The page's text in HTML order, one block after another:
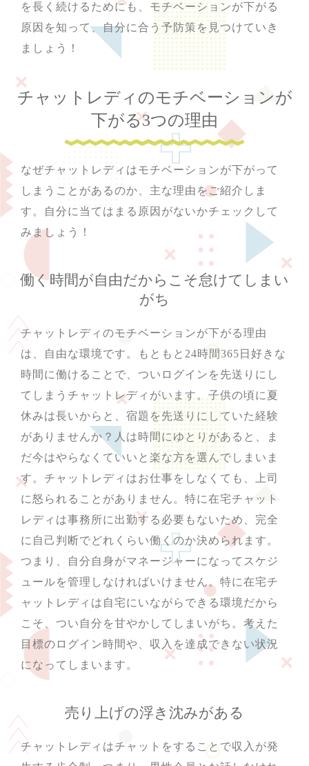
を長く続けるためにも、モチベーションが下がる
原因を知って、自分に合う予防策を見つけていき
ましょう！
チャットレディのモチベーションが
下がる3つの理由
なぜチャットレディはモチベーションが下がって
しまうことがあるのか、主な理由をご紹介しま
す。自分に当てはまる原因がないかチェックして
みましょう！
働く時間が自由だからこそ怠けてしまい
がち
チャットレディのモチベーションが下がる理由
は、自由な環境です。もともと24時間365日好きな
時間に働けることで、ついログインを先送りにし
てしまうチャットレディがいます。子供の頃に夏
休みは長いからと、宿題を先送りにしていた経験
がありませんか？人は時間にゆとりがあると、ま
だ今はやらなくていいと楽な方を選んでしまいま
す。チャットレディはお仕事をしなくても、上司
に怒られることがありません。特に在宅チャット
レディは事務所に出勤する必要もないため、完全
に自己判断でどれくらい働くのか決められます。
つまり、自分自身がマネージャーになってスケジ
ュールを管理しなければいけません。特に在宅チ
ャットレディは自宅にいながらできる環境だから
こそ、つい自分を甘やかしてしまいがち。考えた
目標のログイン時間や、収入を達成できない状況
になってしまいます。
売り上げの浮き沈みがある
チャットレディはチャットをすることで収入が発